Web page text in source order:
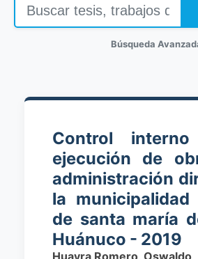
Búsqueda
Control
ejecución de
administración
la municipalidad
de santa maría
Huánuco - 2019
Huayra Romero, Oswaldo